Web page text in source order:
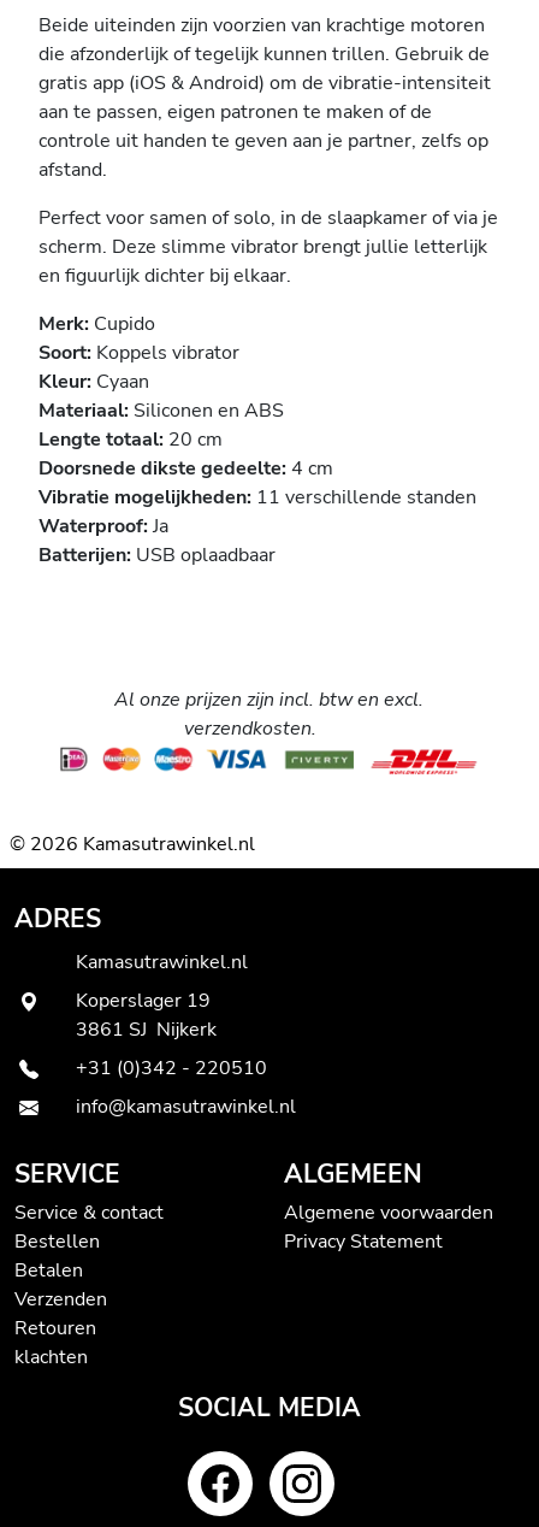
Beide uiteinden zijn voorzien van krachtige motoren
die afzonderlijk of tegelijk kunnen trillen. Gebruik de
gratis app (iOS & Android) om de vibratie-intensiteit
aan te passen, eigen patronen te maken of de
controle uit handen te geven aan je partner, zelfs op
afstand.
Perfect voor samen of solo, in de slaapkamer of via je
scherm. Deze slimme vibrator brengt jullie letterlijk
en figuurlijk dichter bij elkaar.
Merk: Cupido
Soort: Koppels vibrator
Kleur: Cyaan
Materiaal: Siliconen en ABS
Lengte totaal: 20 cm
Doorsnede dikste gedeelte:4 cm
Vibratie mogelijkheden: 11 verschillende standen
Waterproof:Ja
Batterijen: USB oplaadbaar
Al onze prijzen zijn incl. btw en excl.
verzendkosten.
© 2026 Kamasutrawinkel.nl
ADRES
Kamasutrawinkel.nl
Koperslager 19
3861 SJ Nijkerk
+31 (0)342 - 220510
info@kamasutrawinkel.nl
SERVICE
Service & contact
Bestellen
Betalen
Verzenden
Retouren
klachten
ALGEMEEN
Algemene voorwaarden
Privacy Statement
SOCIAL MEDIA